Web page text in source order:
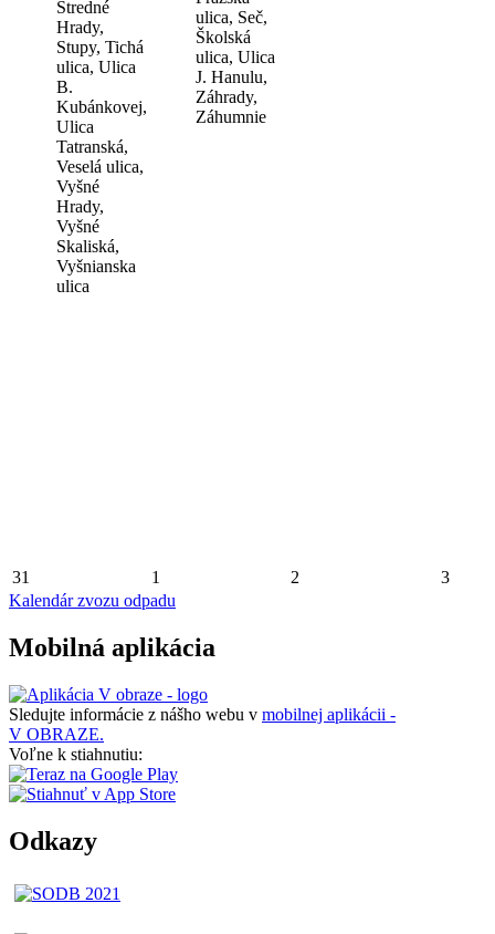
Stredné
Hrady,
Stupy, Tichá
ulica, Ulica
B.
Kubánkovej,
Ulica
Tatranská,
Veselá ulica,
Vyšné
Hrady,
Vyšné
Skaliská,
Vyšnianska
ulica
ulica, Seč,
Školská
ulica, Ulica
J. Hanulu,
Záhrady,
Záhumnie
31 1 2
3
Kalendár zvozu odpadu
Mobilná aplikácia
Sledujte informácie z nášho webu v mobilnej aplikácii -
V OBRAZE.
Voľne k stiahnutiu:
Odkazy